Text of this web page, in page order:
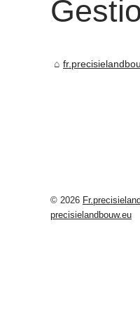
© 2026
precisielandbouw.eu